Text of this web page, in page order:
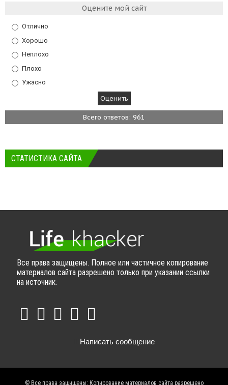
Оцените мой сайт
Отлично
Хорошо
Неплохо
Плохо
Ужасно
Всего ответов: 961
СТАТИСТИКА САЙТА
Все права защищены. Полное или частичное копирование
материалов сайта разрешено только при указании ссылки
на источник.
Написать сообщение
© Все права защищены: Копирование материалов сайта разрешено